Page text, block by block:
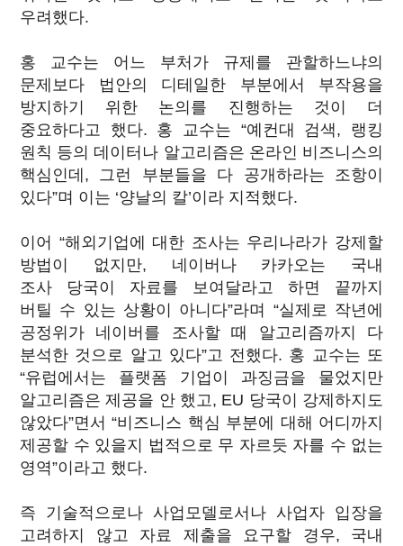
우려했다.
홍 교수는 어느 부처가 규제를 관할하느냐의
문제보다 법안의 디테일한 부분에서 부작용을
방지하기 위한 논의를 진행하는 것이 더
중요하다고 했다. 홍 교수는 “예컨대 검색, 랭킹
원칙 등의 데이터나 알고리즘은 온라인 비즈니스의
핵심인데, 그런 부분들을 다 공개하라는 조항이
있다”며 이는 ‘양날의 칼’이라 지적했다.
이어 “해외기업에 대한 조사는 우리나라가 강제할
방법이 없지만, 네이버나 카카오는 국내
조사 당국이 자료를 보여달라고 하면 끝까지
버틸 수 있는 상황이 아니다”라며 “실제로 작년에
공정위가 네이버를 조사할 때 알고리즘까지 다
분석한 것으로 알고 있다”고 전했다. 홍 교수는 또
“유럽에서는 플랫폼 기업이 과징금을 물었지만
알고리즘은 제공을 안 했고, EU 당국이 강제하지도
않았다”면서 “비즈니스 핵심 부분에 대해 어디까지
제공할 수 있을지 법적으로 무 자르듯 자를 수 없는
영역”이라고 했다.
즉 기술적으로나 사업모델로서나 사업자 입장을
고려하지 않고 자료 제출을 요구할 경우, 국내